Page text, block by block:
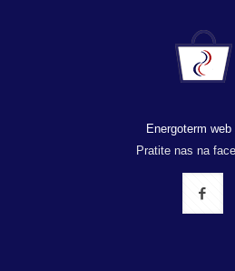
Energoterm web
Pratite nas na